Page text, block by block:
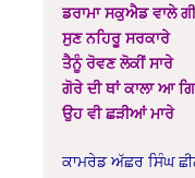
ਡਰਾਮਾ ਸਕੁਐਡ ਵਾਲੇ
ਸੁਣ ਨਹਿਰੂ ਸਰਕਾਰੇ
ਤੈਨੂੰ ਰੋਵਣ ਲੋਕੀਂ ਸਾਰੇ
ਗੋਰੇ ਦੀ ਥਾਂ ਕਾਲਾ ਆ
ਉਹ ਵੀ ਛੜੀਆਂ ਮਾਰੇ
ਕਾਮਰੇਡ ਅੱਛਰ ਸਿੰਘ